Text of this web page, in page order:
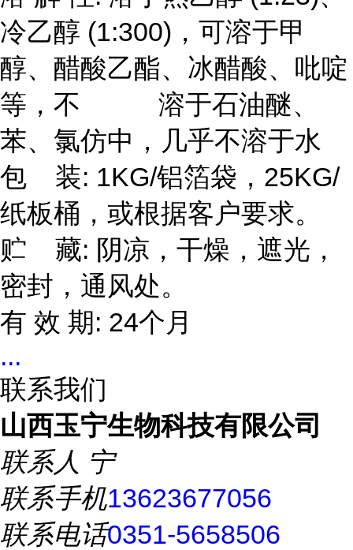
冷乙醇 (1:300)，可溶于甲
醇、醋酸乙酯、冰醋酸、吡啶
等，不 溶于石油醚、
苯、氯仿中，几乎不溶于水
包 装: 1KG/铝箔袋，25KG/
纸板桶，或根据客户要求。
贮 藏: 阴凉，干燥，遮光，
密封，通风处。
有 效 期: 24个月
...
联系我们
山西玉宁生物科技有限公司
联系人 宁
联系手机13623677056
联系电话0351-5658506